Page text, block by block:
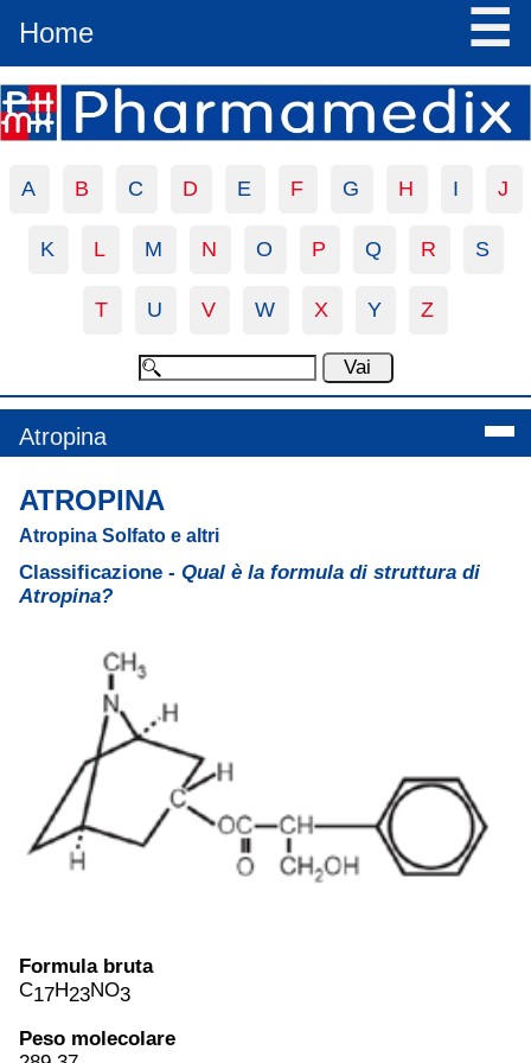
Home ☰
A B C D E F G H I J
K L M N O P Q R S
T U V W X Y Z
Atropina
ATROPINA
Atropina Solfato e altri
Classificazione - Qual è la formula di struttura di
Atropina?
Formula bruta
C17H23NO3
Peso molecolare